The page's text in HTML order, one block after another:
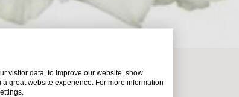
visitor data, to improve our website, show
great website experience. For more information